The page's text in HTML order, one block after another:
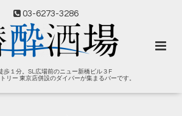
03-6273-3286
歩１分。SL広場前のニュー新橋ビル３F
リー 東京店併設のダイバーが集まるバーです。